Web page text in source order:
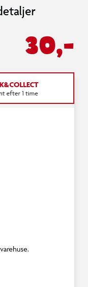
30,-
efter 1 time